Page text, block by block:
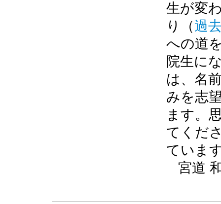
生が変
り（過
への道
院生に
は、名
みを志
ます。
てくだ
ていま
宮道